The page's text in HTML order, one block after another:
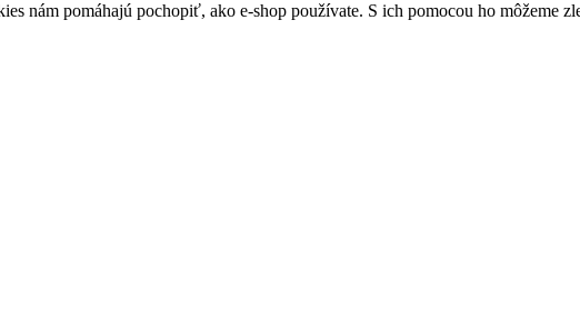
nám pomáhajú pochopiť, ako e-shop používate. S ich pomocou ho môžeme